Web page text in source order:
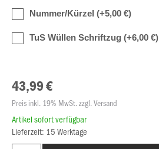
Nummer/Kürzel (+5,00 €)
TuS Wüllen Schriftzug (+6,00 €)
43,99 €
Preis inkl. 19% MwSt. zzgl. Versand
Artikel sofort verfügbar
Lieferzeit: 15 Werktage